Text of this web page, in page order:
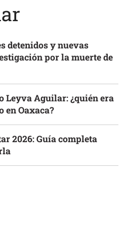
detenidos y nuevas
por la muerte de
Leyva Aguilar: ¿quién era
en Oaxaca?
2026: Guía completa